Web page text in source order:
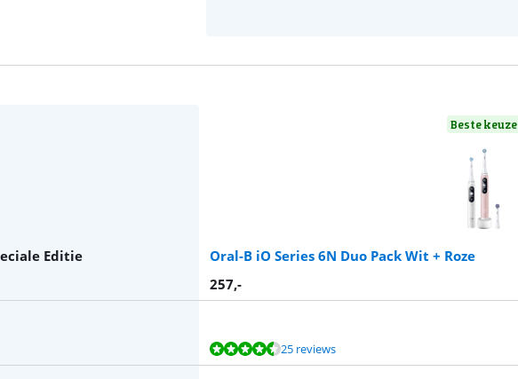
Editie
Beste keuze
Oral-B iO Series 6N Duo Pack Wit + Roze
257,-
25 reviews